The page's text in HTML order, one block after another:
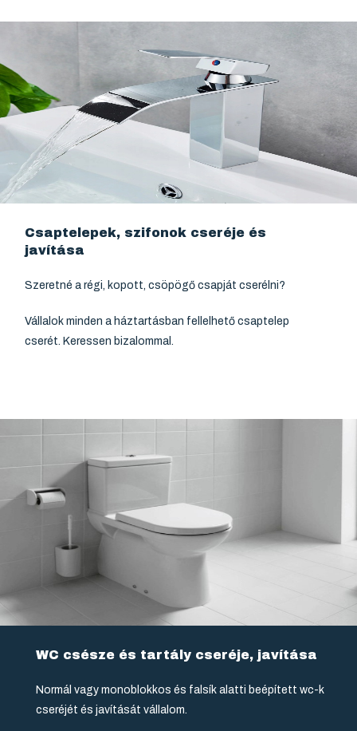
Csaptelepek, szifonok cseréje és
javítása
Szeretné a régi, kopott, csöpögő csapját cserélni?
Vállalok minden a háztartásban fellelhető csaptelep
cserét. Keressen bizalommal.
WC csésze és tartály cseréje, javítása
Normál vagy monoblokkos és falsík alatti beépített wc-k
cseréjét és javítását vállalom.